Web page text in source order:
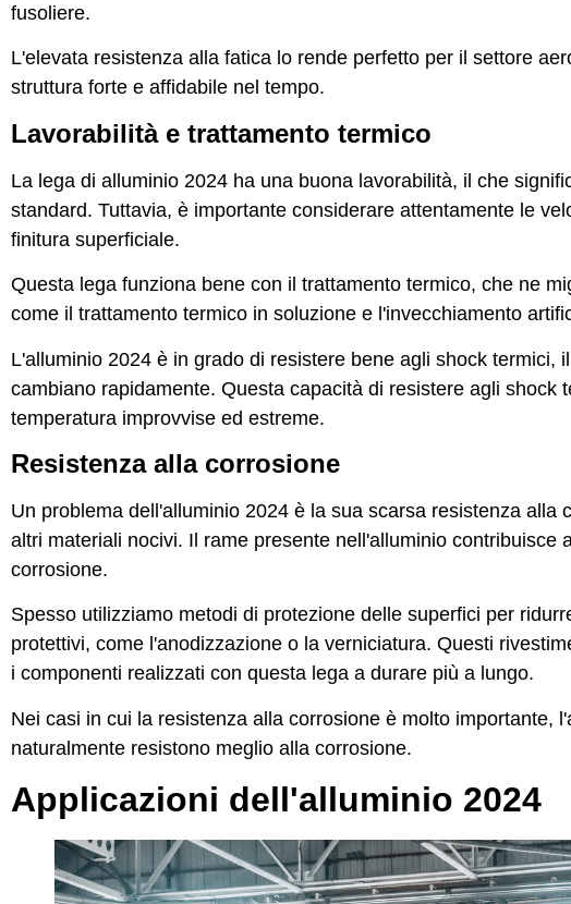
fusoliere.
L'elevata resistenza alla fatica lo rende perfetto per il settore
struttura forte e affidabile nel tempo.
Lavorabilità e trattamento termico
La lega di alluminio 2024 ha una buona lavorabilità, il che
standard. Tuttavia, è importante considerare attentamente le
finitura superficiale.
Questa lega funziona bene con il trattamento termico, che ne
come il trattamento termico in soluzione e l'invecchiamento
L'alluminio 2024 è in grado di resistere bene agli shock
cambiano rapidamente. Questa capacità di resistere agli
temperatura improvvise ed estreme.
Resistenza alla corrosione
Un problema dell'alluminio 2024 è la sua scarsa resistenza
altri materiali nocivi. Il rame presente nell'alluminio
corrosione.
Spesso utilizziamo metodi di protezione delle superfici per
protettivi, come l'anodizzazione o la verniciatura. Questi
i componenti realizzati con questa lega a durare più a lungo.
Nei casi in cui la resistenza alla corrosione è molto importante,
naturalmente resistono meglio alla corrosione.
Applicazioni dell'alluminio 2024